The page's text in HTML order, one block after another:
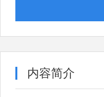
内容简介